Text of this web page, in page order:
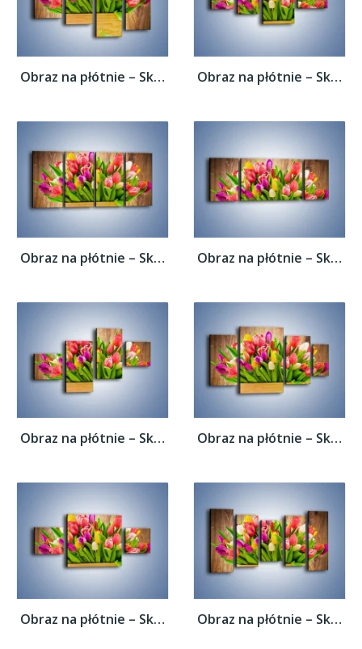
Obraz na płótnie – Skrzynia w tulipanach –... Obraz na płótnie – Skrzynia w tulipanach –...
Obraz na płótnie – Skrzynia w tulipanach –... Obraz na płótnie – Skrzynia w tulipanach –...
Obraz na płótnie – Skrzynia w tulipanach –... Obraz na płótnie – Skrzynia w tulipanach –...
Obraz na płótnie – Skrzynia w tulipanach –... Obraz na płótnie – Skrzynia w tulipanach –...